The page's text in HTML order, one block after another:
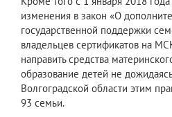
изменения в закон «О
государственной поддержки
владельцев сертификатов на
направить средства
образование детей не
Волгоградской области этим
93 семьи.